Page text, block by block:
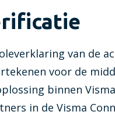
van de
voor de
binnen
in de Visma